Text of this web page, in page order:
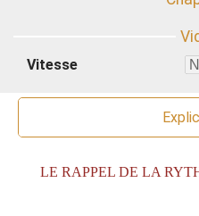
Vitesse
LE RAPPEL DE LA